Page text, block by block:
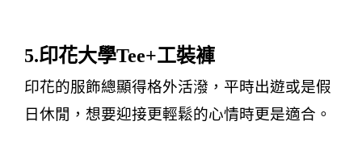
5.印花大學Tee+工裝褲
印花的服飾總顯得格外活潑，平時出遊或是假
日休閒，想要迎接更輕鬆的心情時更是適合。